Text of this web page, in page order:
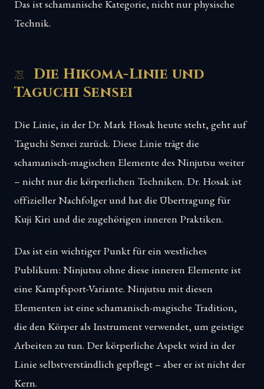
Das ist schamanische Kategorie, nicht nur physische
Technik.
Die Hikoma-Linie und
Taguchi Sensei
Die Linie, in der Dr. Mark Hosak heute steht, geht auf
Taguchi Sensei zurück. Diese Linie trägt die
schamanisch-magischen Elemente des Ninjutsu weiter
– nicht nur die körperlichen Techniken. Dr. Hosak ist
offizieller Nachfolger und hat die Übertragung für
Kuji Kiri und die zugehörigen inneren Praktiken.
Das ist ein wichtiger Punkt für ein westliches
Publikum: Ninjutsu ohne diese inneren Elemente ist
eine Kampfsport-Variante. Ninjutsu mit diesen
Elementen ist eine schamanisch-magische Tradition,
die den Körper als Instrument verwendet, um geistige
Arbeiten zu tun. Der körperliche Aspekt wird in der
Linie selbstverständlich gepflegt – aber er ist nicht der
Kern.